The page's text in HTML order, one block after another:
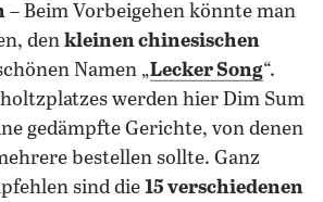
– Beim Vorbeigehen könnte man
denkleinen chinesischen
Namen „Lecker Song“.
werden hier Dim Sum
gedämpfte Gerichte, von denen
bestellen sollte. Ganz
sind die 15 verschiedenen